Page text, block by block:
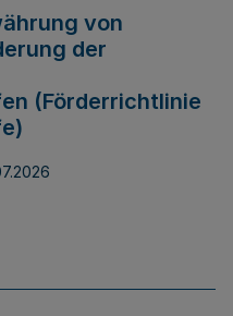
von
der
(Förderrichtlinie